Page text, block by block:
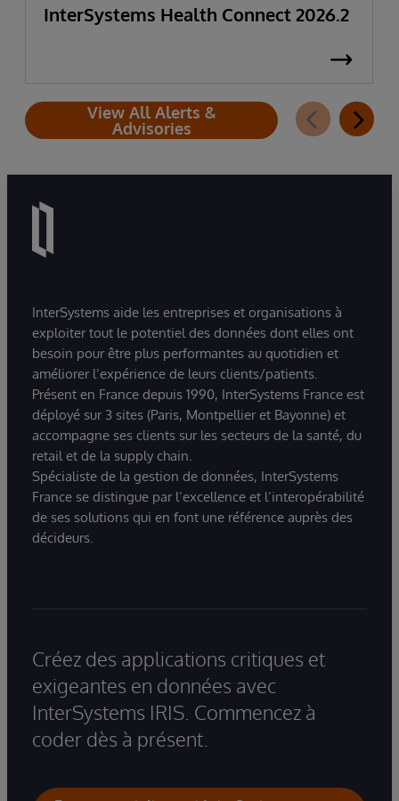
InterSystems Health Connect 2026.2
View All Alerts &
Advisories
InterSystems aide les entreprises et organisations à
exploiter tout le potentiel des données dont elles ont
besoin pour être plus performantes au quotidien et
améliorer l’expérience de leurs clients/patients.
Présent en France depuis 1990, InterSystems France est
déployé sur 3 sites (Paris, Montpellier et Bayonne) et
accompagne ses clients sur les secteurs de la santé, du
retail et de la supply chain.
Spécialiste de la gestion de données, InterSystems
France se distingue par l’excellence et l’interopérabilité
de ses solutions qui en font une référence auprès des
décideurs.
Créez des applications critiques et
exigeantes en données avec
InterSystems IRIS. Commencez à
coder dès à présent.